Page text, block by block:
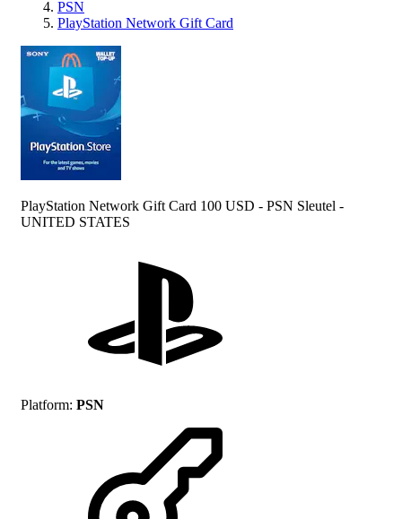
PSN
PlayStation Network Gift Card
PlayStation Network Gift Card 100 USD - PSN Sleutel -
UNITED STATES
Platform: PSN